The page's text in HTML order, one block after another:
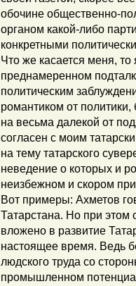
обочине общественно-
органом какой-либо
конкретными
Что же касается меня,
преднамеренном
политическим
романтиком от
на весьма далекой от
согласен с моим
на тему татарского
неведение о которых и
неизбежном и скором
Вот примеры: Ахметов
Татарстана. Но при этом
вложено в развитие
настоящее время. Ведь
людского труда со
промышленном